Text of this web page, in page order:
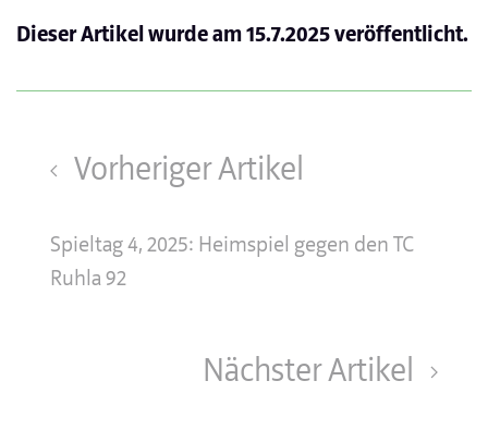
Dieser Artikel wurde am15.7.2025veröffentlicht.
Vorheriger Artikel
Spieltag 4, 2025: Heimspiel gegen den TC
Ruhla 92
Nächster Artikel